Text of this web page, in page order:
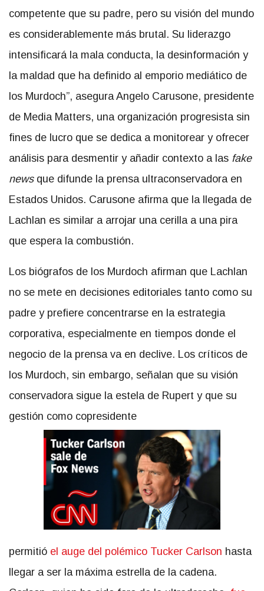
competente que su padre, pero su visión del mundo
es considerablemente más brutal. Su liderazgo
intensificará la mala conducta, la desinformación y
la maldad que ha definido al emporio mediático de
los Murdoch”, asegura Angelo Carusone, presidente
de Media Matters, una organización progresista sin
fines de lucro que se dedica a monitorear y ofrecer
análisis para desmentir y añadir contexto a las fake
newsque difunde la prensa ultraconservadora en
Estados Unidos. Carusone afirma que la llegada de
Lachlan es similar a arrojar una cerilla a una pira
que espera la combustión.
Los biógrafos de los Murdoch afirman que Lachlan
no se mete en decisiones editoriales tanto como su
padre y prefiere concentrarse en la estrategia
corporativa, especialmente en tiempos donde el
negocio de la prensa va en declive. Los críticos de
los Murdoch, sin embargo, señalan que su visión
conservadora sigue la estela de Rupert y que su
gestión como copresidente
permitió el auge del polémico Tucker Carlson hasta
llegar a ser la máxima estrella de la cadena.